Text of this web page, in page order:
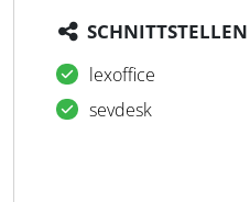
SCHNITTSTELLEN
lexoffice
sevdesk